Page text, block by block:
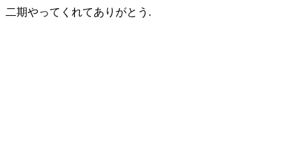
二期やってくれてありがとう.